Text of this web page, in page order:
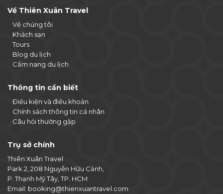
Về Thiên Xuân Travel
Về chúng tôi
Khách sạn
Tours
Blog du lịch
Cẩm nang du lịch
Thông tin cần biết
Điều kiện và điều khoản
Chính sách thông tin cá nhân
Câu hỏi thường gặp
Trụ sở chính
Thiên Xuân Travel
Park 2, 208 Nguyễn Hữu Cảnh,
P. Thạnh Mỹ Tây, TP. HCM
Email: booking@thienxuantravel.com